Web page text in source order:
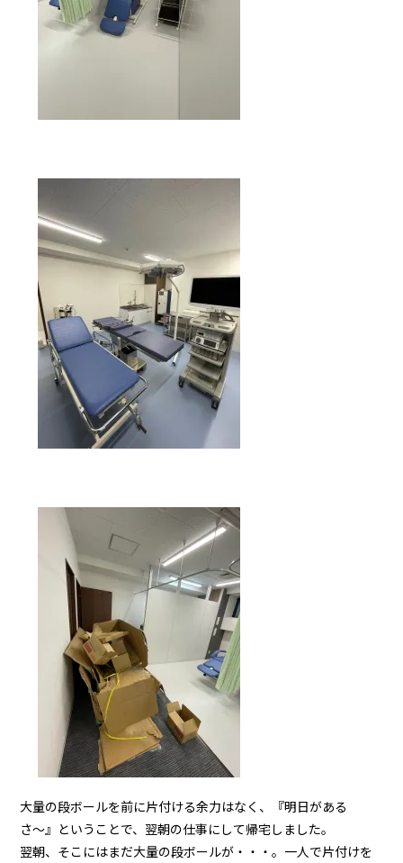
大量の段ボールを前に片付ける余力はなく、『明日がある
さ〜』ということで、翌朝の仕事にして帰宅しました。
翌朝、そこにはまだ大量の段ボールが・・・。一人で片付けを